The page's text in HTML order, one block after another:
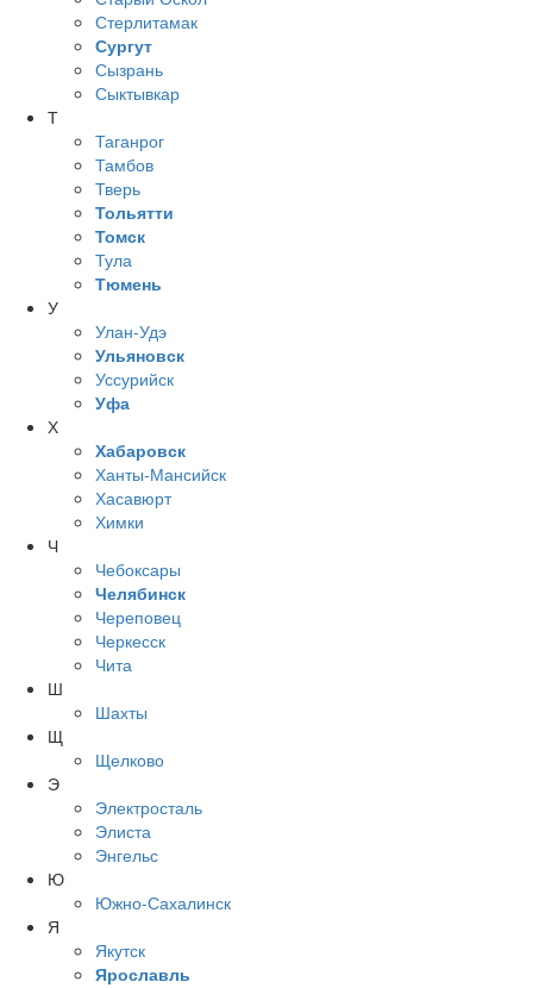
Стерлитамак
Сургут
Сызрань
Сыктывкар
Т
Таганрог
Тамбов
Тверь
Тольятти
Томск
Тула
Тюмень
У
Улан-Удэ
Ульяновск
Уссурийск
Уфа
Х
Хабаровск
Ханты-Мансийск
Хасавюрт
Химки
Ч
Чебоксары
Челябинск
Череповец
Черкесск
Чита
Ш
Шахты
Щ
Щелково
Э
Электросталь
Элиста
Энгельс
Ю
Южно-Сахалинск
Я
Якутск
Ярославль